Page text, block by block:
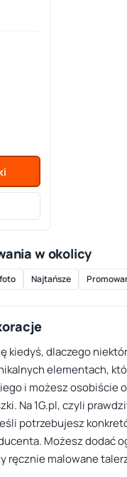
w okolicy
Najtańsze
kiedyś, dlaczego
elementach,
i możesz osobiście
Na 1G.pl, czyli
potrzebujesz
Możesz dodać
ręcznie malowane